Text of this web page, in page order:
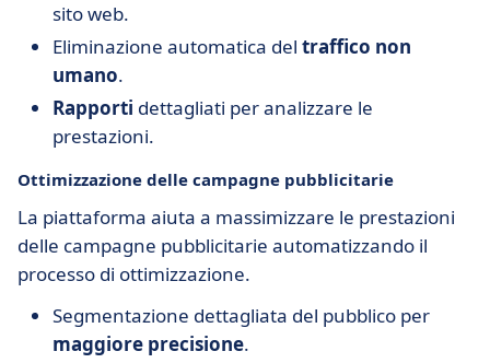
sito web.
Eliminazione automatica del traffico non
umano.
Rapporti dettagliati per analizzare le
prestazioni.
Ottimizzazione delle campagne pubblicitarie
La piattaforma aiuta a massimizzare le prestazioni
delle campagne pubblicitarie automatizzando il
processo di ottimizzazione.
Segmentazione dettagliata del pubblico per
maggiore precisione.